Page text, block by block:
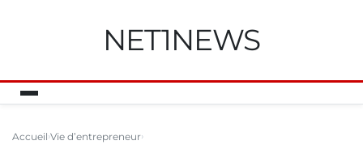
NET1NEWS
Accueil Vie d’entrepreneur